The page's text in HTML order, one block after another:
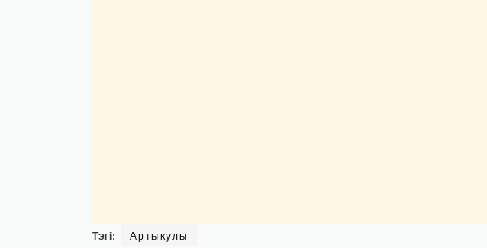
Тэгі: Артыкулы